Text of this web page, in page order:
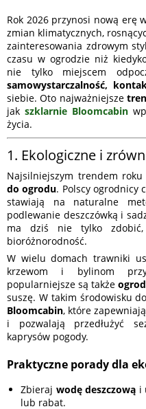
Rok 2026 przynosi nową erę
zmian klimatycznych,
zainteresowania zdrowym
czasu w ogrodzie niż
nie tylko miejscem
samowystarczalność,
siebie. Oto najważniejsze
jakszklarnie Bloomcabin
życia.
1. Ekologiczne i
Najsilniejszym trendem
do ogrodu. Polscy ogrodnicy
stawiają na naturalne
podlewanie deszczówką i
ma dziś nie tylko
bioróżnorodność.
W wielu domach trawniki
krzewom i bylinom
popularniejsze są także
suszę. W takim środowisku
Bloomcabin, które
i pozwalają przedłużyć
kaprysów pogody.
Praktyczne porady dla
Zbieraj wodę deszczową i
lub rabat.